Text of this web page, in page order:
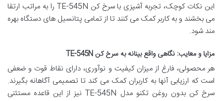
این نکات کوچک، تجربه آشپزی با سرخ کن TE-545N را به مراتب ارتقا
می بخشند و به کاربر کمک می کنند تا از تمامی پتانسیل های دستگاه بهره
مند شود.
مزایا و معایب: نگاهی واقع بینانه به سرخ کن TE-545N
هر محصولی، فارغ از میزان کیفیت و نوآوری، دارای نقاط قوت و ضعفی
است که ارزیابی آنها به کاربران کمک می کند تا تصمیمی آگاهانه بگیرند.
سرخ کن بدون روغن تکنو مدل TE-545N نیز از این قاعده مستثنی